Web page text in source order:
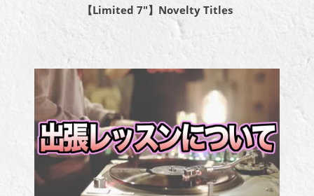
【Limited 7″】Novelty Titles